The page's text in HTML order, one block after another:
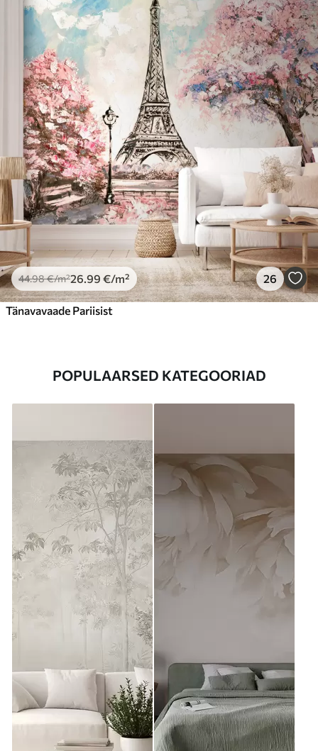
44.98€/m²26 .99 €/m² 26
Tänavavaade Pariisist
POPULAARSED KATEGOORIAD